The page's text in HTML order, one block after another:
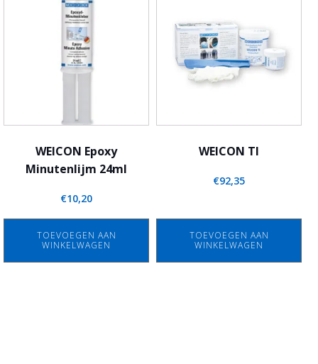
WEICON Epoxy
Minutenlijm 24ml
€10,20
TOEVOEGEN AAN
WINKELWAGEN
WEICON TI
€92,35
TOEVOEGEN AAN
WINKELWAGEN